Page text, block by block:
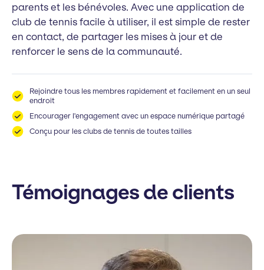
parents et les bénévoles. Avec une application de
club de tennis facile à utiliser, il est simple de rester
en contact, de partager les mises à jour et de
renforcer le sens de la communauté.
Rejoindre tous les membres rapidement et facilement en un seul
endroit
Encourager l'engagement avec un espace numérique partagé
Conçu pour les clubs de tennis de toutes tailles
Témoignages de clients